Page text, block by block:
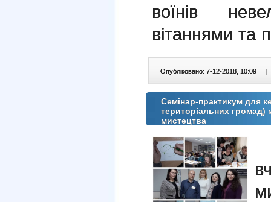
воїнів
вітаннями та
Опубліковано: 7-12-2018, 10:09 |
Семінар-практикум для
територіальних громад)
мистецтва